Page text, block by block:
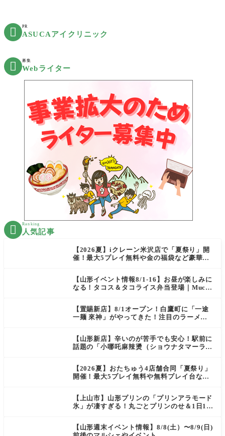
 PR
ASUCAアイクリニック
 募集
Webライター
 Ranking
人気記事
【2026夏】iクレーン米沢店で「夏祭り」開
催！最大5プレイ無料や金の福袋など豪華企
【山形イベント情報8/1-16】お昼が楽しみに
なる！タコス＆タコライス弁当登場｜Mucha
【置賜新店】8/1オープン！白鷹町に「一途
一麺 來神」がやってきた！注目のラーメン
【山形新店】辛いのが苦手でも安心！駅前に
話題の「小哪吒麻辣燙（ショウナタマーラー
【2026夏】おたちゅう4店舗合同「夏祭り」
開催！最大5プレイ無料や無料プレイ台など
【上山市】山形プリンの「プリンアラモード
氷」が凄すぎる！丸ごとプリンのせ＆1日10
【山形週末イベント情報】8/8(土）〜8/9(日)